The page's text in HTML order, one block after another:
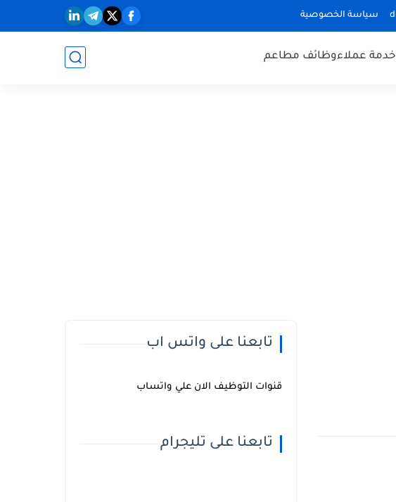
سياسة الخصوصية
خدمة عملاءوظائف مطاعم
تابعنا على واتس اب
قنوات التوظيف الان علي واتساب
تابعنا على تليجرام